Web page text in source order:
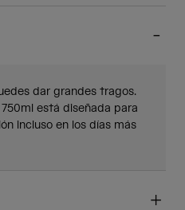
dar grandes tragos.
está diseñada para
incluso en los días más